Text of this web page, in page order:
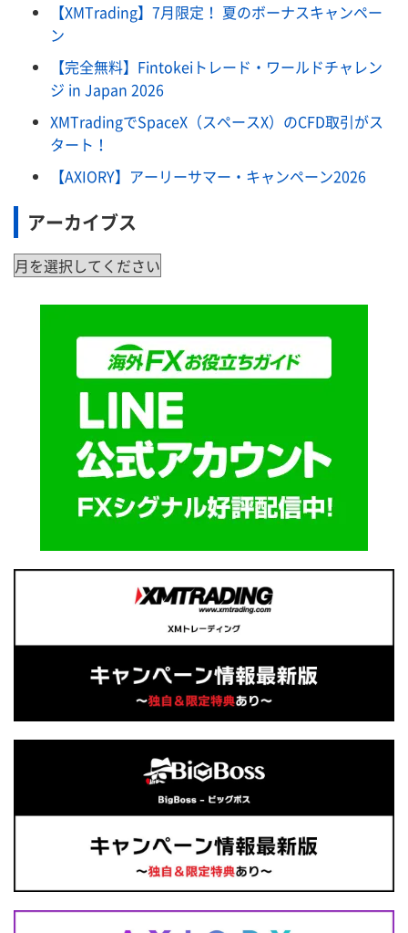
【XMTrading】7月限定！ 夏のボーナスキャンペー
ン
【完全無料】Fintokeiトレード・ワールドチャレン
ジ in Japan 2026
XMTradingでSpaceX（スペースX）のCFD取引がス
タート！
【AXIORY】アーリーサマー・キャンペーン2026
アーカイブス